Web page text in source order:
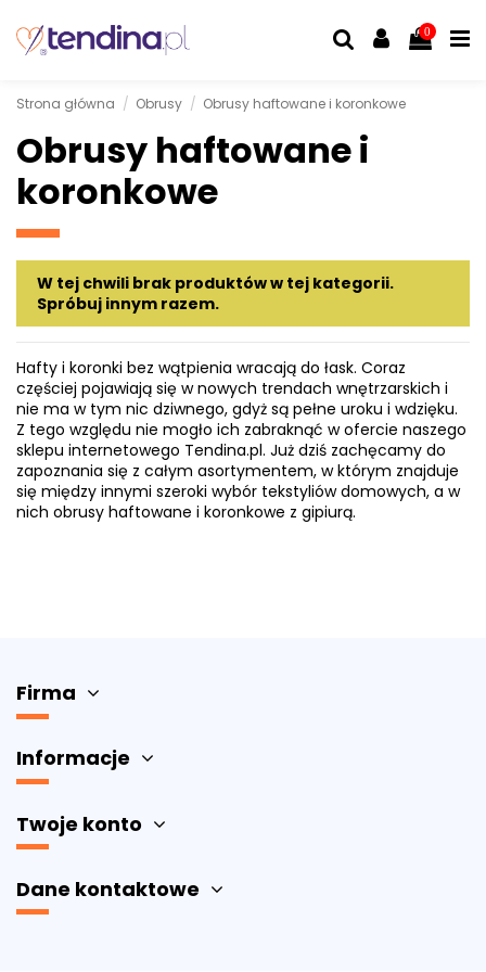
0
Strona główna Obrusy Obrusy haftowane i koronkowe
Obrusy haftowane i
koronkowe
W tej chwili brak produktów w tej kategorii.
Spróbuj innym razem.
Hafty i koronki bez wątpienia wracają do łask. Coraz
częściej pojawiają się w nowych trendach wnętrzarskich i
nie ma w tym nic dziwnego, gdyż są pełne uroku i wdzięku.
Z tego względu nie mogło ich zabraknąć w ofercie naszego
sklepu internetowego Tendina.pl. Już dziś zachęcamy do
zapoznania się z całym asortymentem, w którym znajduje
się między innymi szeroki wybór tekstyliów domowych, a w
nich obrusy haftowane i koronkowe z gipiurą.
Firma
Informacje
Twoje konto
Dane kontaktowe